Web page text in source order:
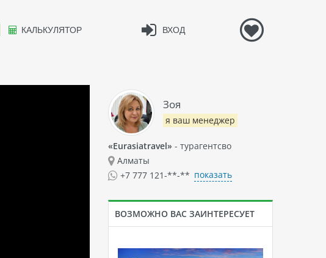
ВХОД
КАЛЬКУЛЯТОР
Зоя
я ваш менеджер
«Eurasiatravel» - турагентсво
Алматы
+7 777 121-**-** показать
ВОЗМОЖНО ВАС ЗАИНТЕРЕСУЕТ